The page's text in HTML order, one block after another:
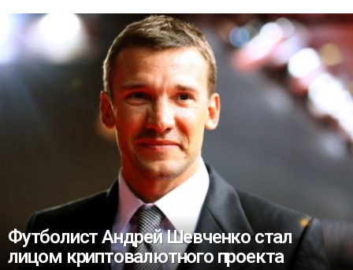
Футболист Андрей Шевченко стал
лицом криптовалютного проекта